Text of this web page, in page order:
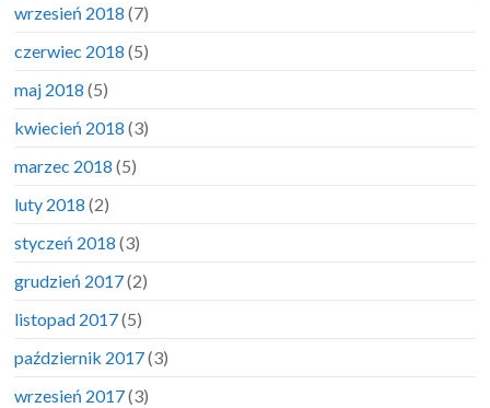
wrzesień 2018 (7)
czerwiec 2018 (5)
maj 2018 (5)
kwiecień 2018 (3)
marzec 2018 (5)
luty 2018 (2)
styczeń 2018 (3)
grudzień 2017(2)
listopad 2017(5)
październik 2017(3)
wrzesień 2017(3)